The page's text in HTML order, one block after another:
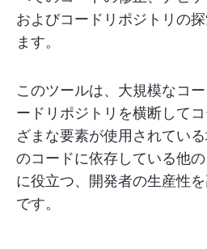
およびコードリポジトリの
ます。
このツールは、大規模なコ
ードリポジトリを横断して
ざまな要素が使用されてい
のコードに依存している他
に役立つ、開発者の生産性
です。